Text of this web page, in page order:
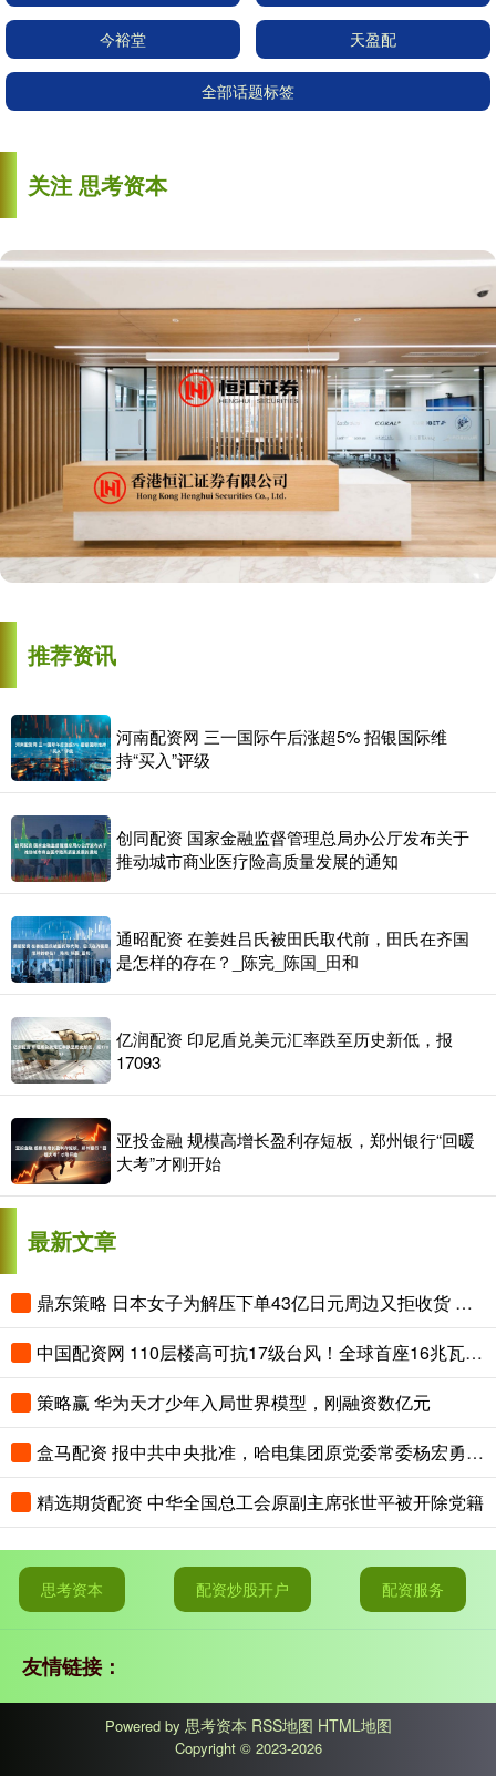
今裕堂 天盈配
全部话题标签
关注 思考资本
推荐资讯
河南配资网 三一国际午后涨超5% 招银国际维
持“买入”评级
创同配资 国家金融监督管理总局办公厅发布关于
推动城市商业医疗险高质量发展的通知
通昭配资 在姜姓吕氏被田氏取代前，田氏在齐国
是怎样的存在？_陈完_陈国_田和
亿润配资 印尼盾兑美元汇率跌至历史新低，报
17093
亚投金融 规模高增长盈利存短板，郑州银行“回暖
大考”才刚开始
最新文章
鼎东策略 日本女子为解压下单43亿日元周边又拒收货 致商家损失惨重
中国配资网 110层楼高可抗17级台风！全球首座16兆瓦张力腿浮式风电平台正式供电
策略赢 华为天才少年入局世界模型，刚融资数亿元
盒马配资 报中共中央批准，哈电集团原党委常委杨宏勇被开除党籍
精选期货配资 中华全国总工会原副主席张世平被开除党籍
思考资本 配资炒股开户 配资服务
友情链接：
Powered by 思考资本 RSS地图 HTML地图
Copyright © 2023-2026